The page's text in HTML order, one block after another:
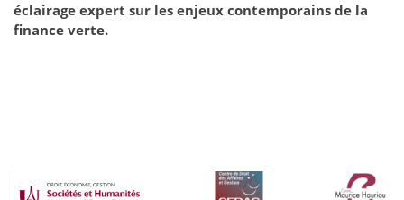
éclairage expert sur les enjeux contemporains de la
finance verte.